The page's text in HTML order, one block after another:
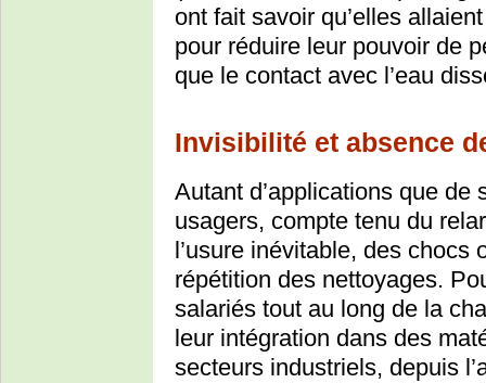
ont fait savoir qu’elles
pour réduire leur pouvoir de
que le contact avec l’eau
Invisibilité et absence
Autant d’applications que de
usagers, compte tenu du
l’usure inévitable, des
répétition des nettoyages.
salariés tout au long de la
leur intégration dans des
secteurs industriels, depuis